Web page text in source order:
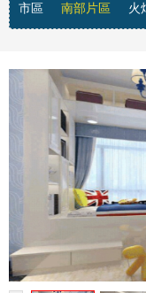
市區 南部片區 火